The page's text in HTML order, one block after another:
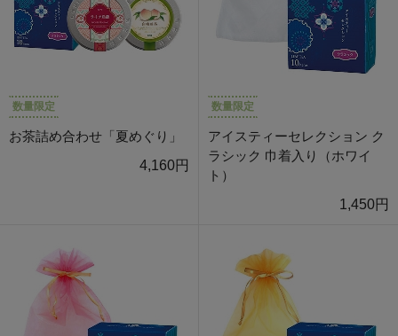
数量限定
お茶詰め合わせ「夏めぐり」
4,160円
数量限定
アイスティーセレクション ク
ラシック 巾着入り（ホワイ
ト）
1,450円